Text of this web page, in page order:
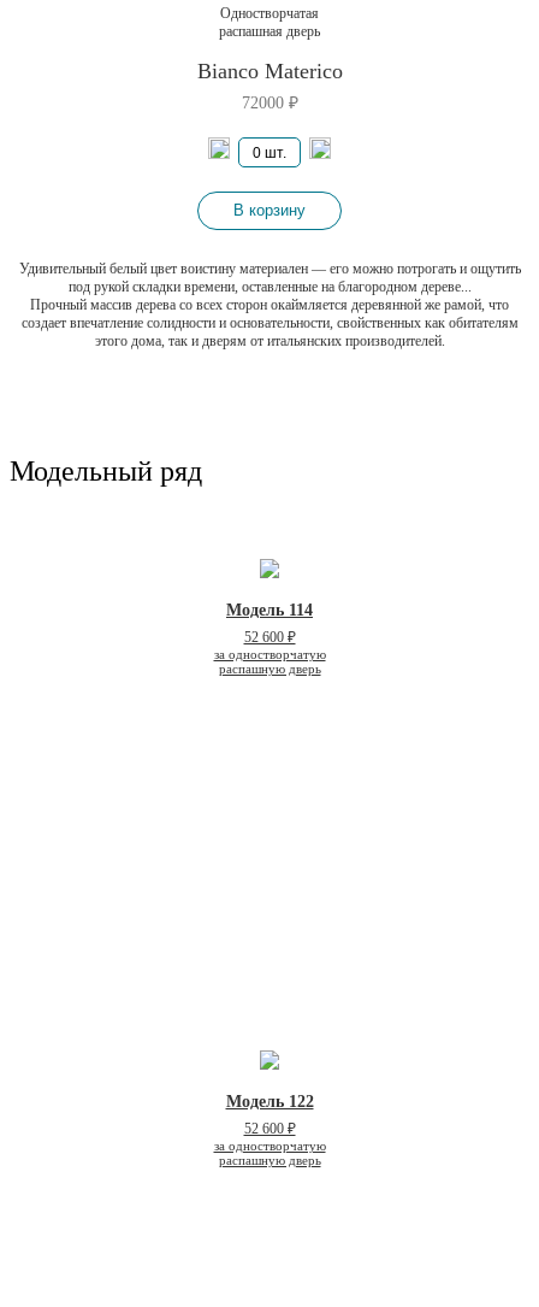
Одностворчатая
распашная дверь
Bianco Materico
72000₽
В корзину
Удивительный белый цвет воистину материален — его можно потрогать и ощутить
под рукой складки времени, оставленные на благородном дереве...
Прочный массив дерева со всех сторон окаймляется деревянной же рамой, что
создает впечатление солидности и основательности, свойственных как обитателям
этого дома, так и дверям от итальянских производителей.
Модельный ряд
Модель 114
52 600 ₽
за одностворчатую
распашную дверь
Модель 122
52 600 ₽
за одностворчатую
распашную дверь